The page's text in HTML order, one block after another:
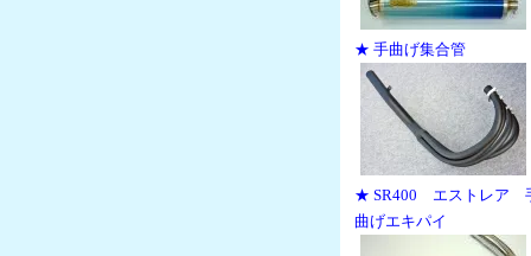
★ 手曲げ集合管
★ SR400 エストレア
曲げエキパイ